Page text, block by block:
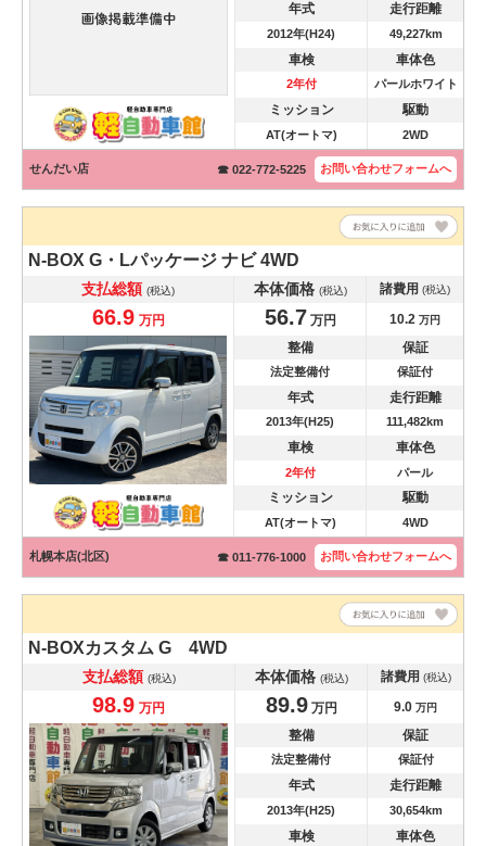
年式 走行距離
2012年(H24) 49,227km
車検 車体色
2年付 パールホワイト
ミッション 駆動
AT(オートマ) 2WD
せんだい店 ☎ 022-772-5225 お問い合わせフォームへ
N-BOX G・Lパッケージ ナビ 4WD
支払総額 (税込) 本体価格 (税込) 諸費用 (税込)
66.9 万円 56.7 万円 10.2 万円
整備 保証
法定整備付 保証付
年式 走行距離
2013年(H25) 111,482km
車検 車体色
2年付 パール
ミッション 駆動
AT(オートマ) 4WD
札幌本店(北区) ☎ 011-776-1000 お問い合わせフォームへ
N-BOXカスタム G 4WD
支払総額 (税込) 本体価格 (税込) 諸費用 (税込)
98.9 万円 89.9万円 9.0 万円
整備 保証
法定整備付 保証付
年式 走行距離
2013年(H25) 30,654km
車検 車体色